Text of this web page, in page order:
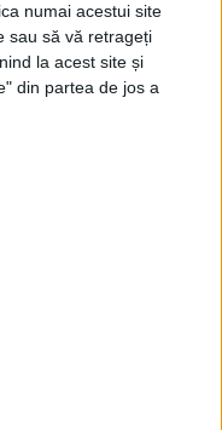
numai acestui site
sau să vă retrageți
la acest site și
din partea de jos a